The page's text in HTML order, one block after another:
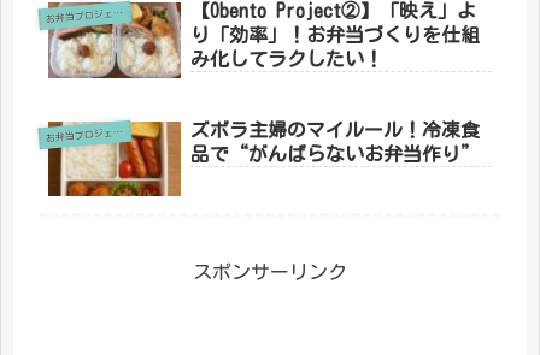
お
弁当プロジェクト
【Obento Project②】「映え」よ
り「効率」！お弁当づくりを仕組
み化してラクしたい！
お
弁当プロジェクト
ズボラ主婦のマイルール！冷凍食
品で“がんばらないお弁当作り”
スポンサーリンク